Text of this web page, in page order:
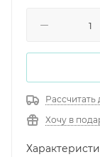
Рассчитать
Хочу в